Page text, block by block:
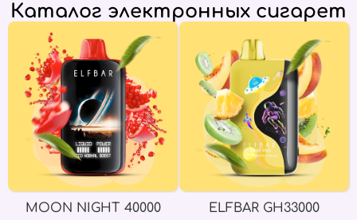
Каталог электронных сигарет
MOON NIGHT 40000 ELFBAR GH33000